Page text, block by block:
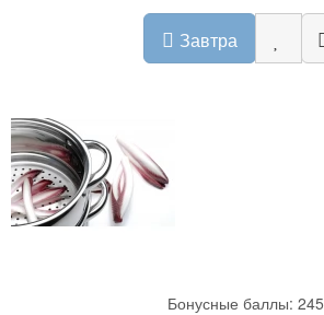
Завтра
Бонусные баллы: 245